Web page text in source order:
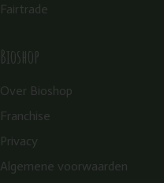
Fairtrade
Bioshop
Over Bioshop
Franchise
Privacy
Algemene voorwaarden